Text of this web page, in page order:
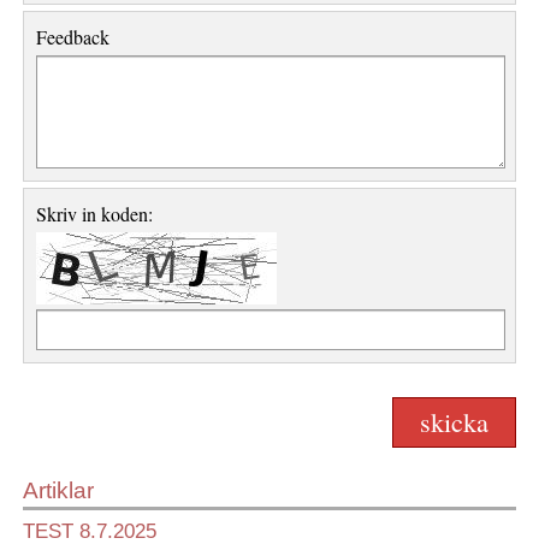
Feedback
Skriv in koden:
Artiklar
TEST 8.7.2025